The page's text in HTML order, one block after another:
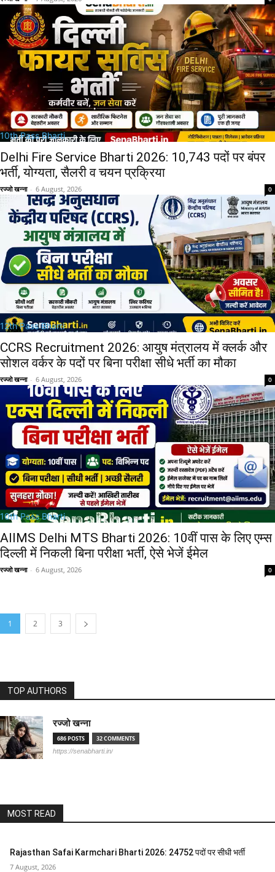
10th Pass Bharti
Delhi Fire Service Bharti 2026: 10,743 पदों पर बंपर
भर्ती, योग्यता, सैलरी व चयन प्रक्रिया
रज्जो खन्ना - 6 August, 2026 0
12th Pass Bharti
CCRS Recruitment 2026: आयुष मंत्रालय में क्लर्क और
सोशल वर्कर के पदों पर बिना परीक्षा सीधे भर्ती का मौका
रज्जो खन्ना - 6 August, 2026 0
10th Pass Bharti
AIIMS Delhi MTS Bharti 2026: 10वीं पास के लिए एम्स
दिल्ली में निकली बिना परीक्षा भर्ती, ऐसे भेजें ईमेल
रज्जो खन्ना - 6 August, 2026 0
1 2 3
TOP AUTHORS
रज्जो खन्ना
686 POSTS 32 COMMENTS
https://senabharti.in/
MOST READ
Rajasthan Safai Karmchari Bharti 2026: 24752 पदों पर सीधी भर्ती
7 August, 2026